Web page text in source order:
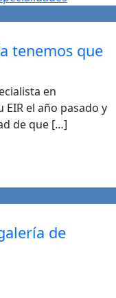
tenemos que
en
el año pasado y
de que […]
de